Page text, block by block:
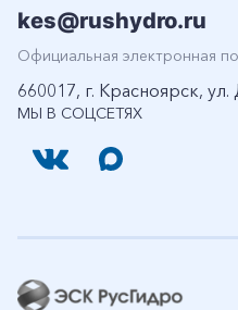
МЫ В СОЦСЕТЯХ
kes@rushydro.ru
Официальная электронная
660017, г. Красноярск,